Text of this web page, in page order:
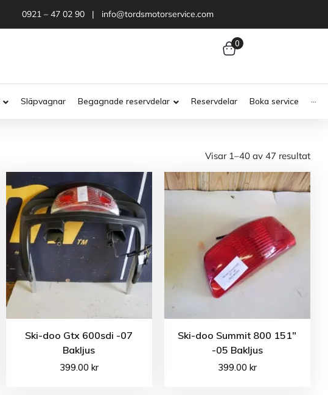
0921 – 47 02 90 | info@tordsmotorservice.com
0
Släpvagnar Begagnade reservdelar Reservdelar Boka service ···
Visar 1–40 av 47 resultat
Ski-doo Gtx 600sdi -07
Bakljus
399.00 kr
Ski-doo Summit 800 151″
-05 Bakljus
399.00 kr